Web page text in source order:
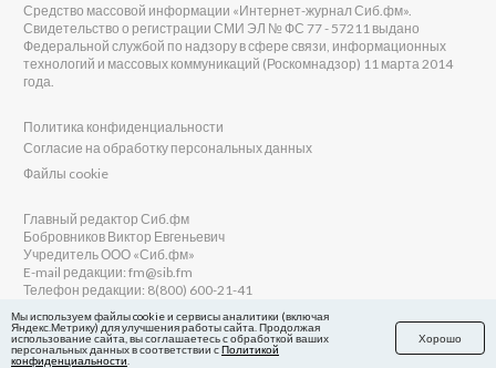
Средство массовой информации «Интернет-журнал Сиб.фм».
Свидетельство о регистрации СМИ ЭЛ № ФС 77 - 57211 выдано
Федеральной службой по надзору в сфере связи, информационных
технологий и массовых коммуникаций (Роскомнадзор) 11 марта 2014
года.
Политика конфиденциальности
Согласие на обработку персональных данных
Файлы cookie
Главный редактор Сиб.фм
Бобровников Виктор Евгеньевич
Учредитель ООО «Сиб.фм»
E-mail редакции: fm@sib.fm
Телефон редакции: 8(800) 600-21-41
Сайт разработан и поддерживается Технодзен
Мы используем файлы cookie и сервисы аналитики (включая
Яндекс.Метрику) для улучшения работы сайта. Продолжая
использование сайта, вы соглашаетесь с обработкой ваших
персональных данных в соответствии сПолитикой
конфиденциальности
Хорошо